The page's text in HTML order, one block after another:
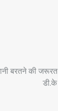
बरतने की जरूरत
डी.के